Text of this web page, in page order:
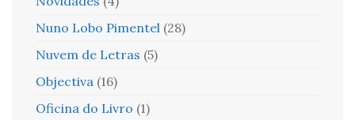
Nuno Lobo Pimentel (28)
Nuvem de Letras (5)
Objectiva (16)
Oficina do Livro (1)